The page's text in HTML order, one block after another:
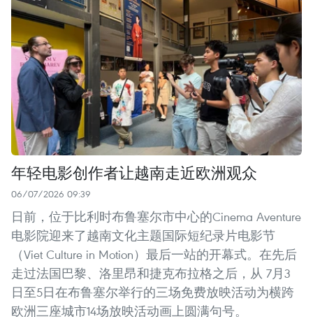
年轻电影创作者让越南走近欧洲观众
06/07/2026 09:39
日前，位于比利时布鲁塞尔市中心的Cinema Aventure
电影院迎来了越南文化主题国际短纪录片电影节
（Viet Culture in Motion）最后一站的开幕式。在先后
走过法国巴黎、洛里昂和捷克布拉格之后，从 7月3
日至5日在布鲁塞尔举行的三场免费放映活动为横跨
欧洲三座城市14场放映活动画上圆满句号。